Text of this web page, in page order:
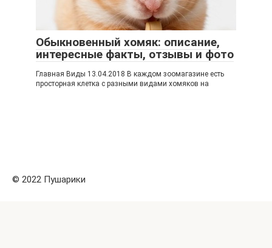
Обыкновенный хомяк: описание,
интересные факты, отзывы и фото
Главная Виды 13.04.2018 В каждом зоомагазине есть
просторная клетка с разными видами хомяков на
© 2022 Пушарики